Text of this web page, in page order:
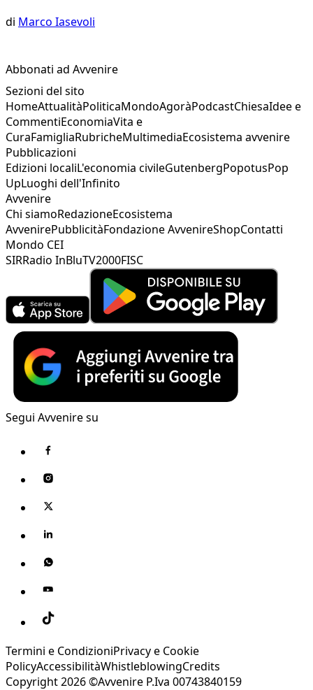
di Marco Iasevoli
Abbonati ad Avvenire
Sezioni del sito
HomeAttualitàPoliticaMondoAgoràPodcastChiesaIdee e
CommentiEconomiaVita e
CuraFamigliaRubricheMultimediaEcosistema avvenire
Pubblicazioni
Edizioni localiL'economia civileGutenbergPopotusPop
UpLuoghi dell'Infinito
Avvenire
Chi siamoRedazioneEcosistema
AvvenirePubblicitàFondazione AvvenireShopContatti
Mondo CEI
SIRRadio InBluTV2000FISC
Segui Avvenire su
Termini e CondizioniPrivacy e Cookie
PolicyAccessibilitàWhistleblowingCredits
Copyright 2026 ©Avvenire P.Iva 00743840159